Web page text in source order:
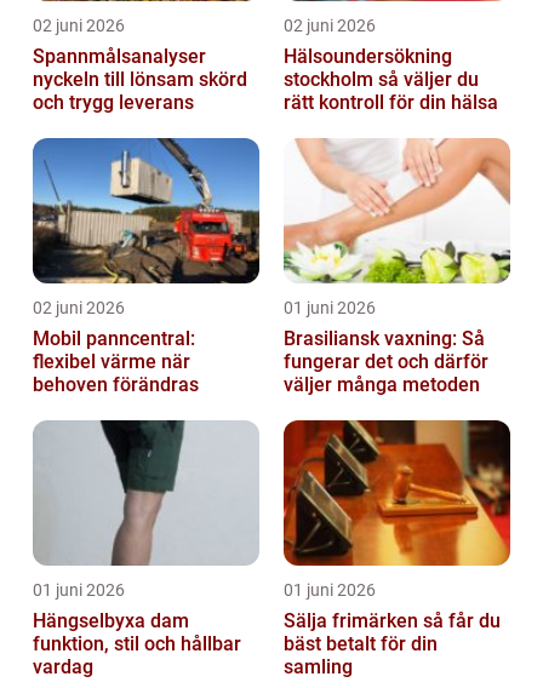
02 juni 2026
Spannmålsanalyser
nyckeln till lönsam skörd
och trygg leverans
02 juni 2026
Hälsoundersökning
stockholm så väljer du
rätt kontroll för din hälsa
02 juni 2026
Mobil panncentral:
flexibel värme när
behoven förändras
01 juni 2026
Brasiliansk vaxning: Så
fungerar det och därför
väljer många metoden
01 juni 2026
Hängselbyxa dam
funktion, stil och hållbar
vardag
01 juni 2026
Sälja frimärken så får du
bäst betalt för din
samling